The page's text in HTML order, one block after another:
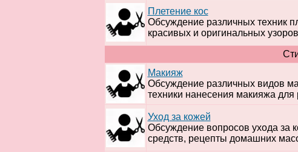
Плетение кос
Обсуждение различных техник
красивых и оригинальных
Макияж
Обсуждение различных видов
техники нанесения макияжа
Уход за кожей
Обсуждение вопросов ухода за
средств, рецепты домашних